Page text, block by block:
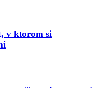
v ktorom si